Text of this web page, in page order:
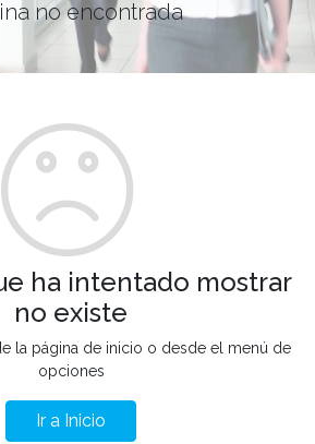
no encontrada
ha intentado mostrar
no existe
la página de inicio o desde el menú de
opciones
Ir a Inicio